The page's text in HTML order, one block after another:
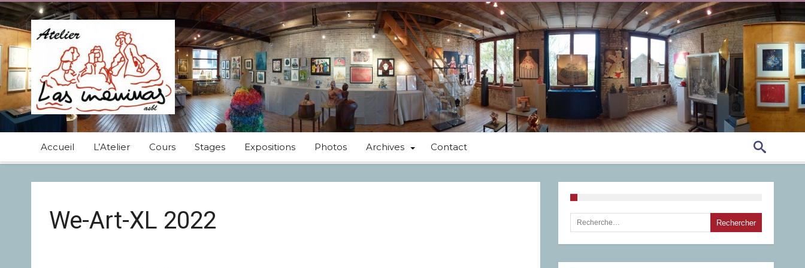
Accueil L’Atelier Cours Stages Expositions Photos Archives Contact
We-Art-XL 2022 Rechercher :